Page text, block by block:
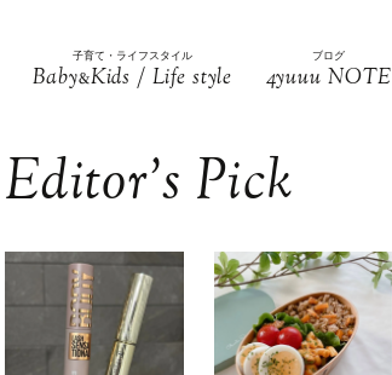
子育て・ライフスタイル
Baby&Kids / Life style
ブログ
4yuuu NOTE
Editor’s Pick